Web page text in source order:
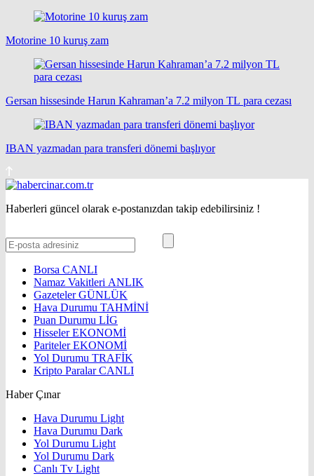
Motorine 10 kuruş zam
Gersan hissesinde Harun Kahraman’a 7.2 milyon TL para cezası
IBAN yazmadan para transferi dönemi başlıyor
Haberleri güncel olarak e-postanızdan takip edebilirsiniz !
Borsa CANLI
Namaz Vakitleri ANLIK
GazetelerGÜNLÜK
Hava Durumu TAHMİNİ
Puan Durumu LİG
HisselerEKONOMİ
ParitelerEKONOMİ
Yol Durumu TRAFİK
Kripto ParalarCANLI
Haber Çınar
Hava Durumu Light
Hava Durumu Dark
Yol Durumu Light
Yol Durumu Dark
Canlı Tv Light